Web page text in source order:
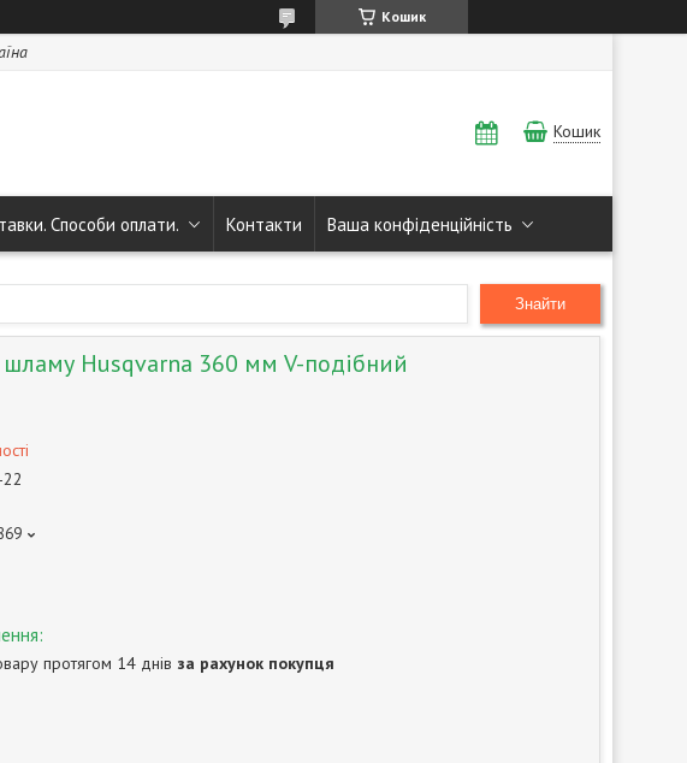
Кошик
Кошик
Способи оплати. Контакти Ваша конфіденційність
Знайти
Husqvarna 360 мм V-подібний
протягом 14 днів за рахунок покупця